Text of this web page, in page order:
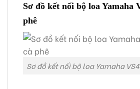
Sơ đồ kết nối bộ loa Yamaha
phê
Sơ đồ kết nối bộ loa Yamaha